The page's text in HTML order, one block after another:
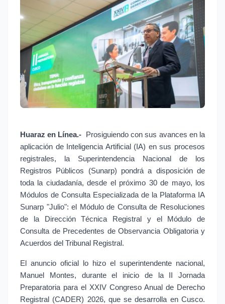
Huaraz en Línea.-
Prosiguiendo con sus avances en la
aplicación de Inteligencia Artificial (IA) en sus procesos
registrales, la Superintendencia Nacional de los
Registros Públicos (Sunarp) pondrá a disposición de
toda la ciudadanía, desde el próximo 30 de mayo, los
Módulos de Consulta Especializada de la Plataforma IA
Sunarp "Julio": el Módulo de Consulta de Resoluciones
de la Dirección Técnica Registral y el Módulo de
Consulta de Precedentes de Observancia Obligatoria y
Acuerdos del Tribunal Registral.
El anuncio oficial lo hizo el superintendente nacional,
Manuel Montes, durante el inicio de la II Jornada
Preparatoria para el XXIV Congreso Anual de Derecho
Registral (CADER) 2026, que se desarrolla en Cusco.